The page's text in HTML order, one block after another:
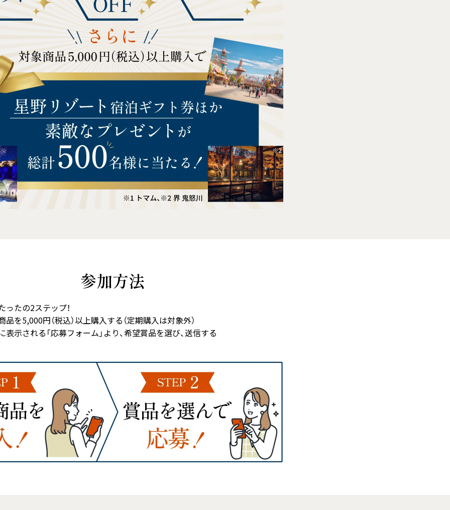
参加方法
たの2ステップ！
を5,000円（税込）以上購入する（定期購入は対象外）
示される「応募フォーム」より、希望賞品を選び、送信する